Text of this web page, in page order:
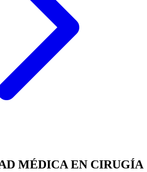
MÉDICA EN CIRUGÍA